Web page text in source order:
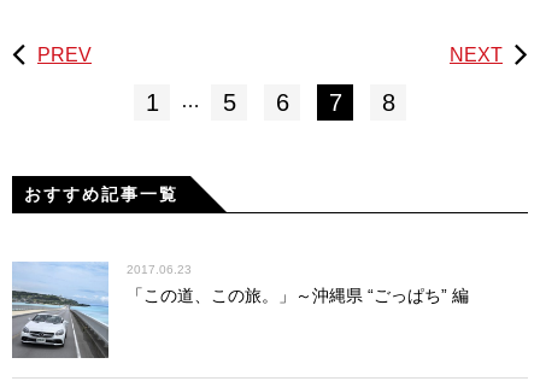
PREV
1 … 5 6 7 8
NEXT
おすすめ記事一覧
2017.06.23
「この道、この旅。」～沖縄県 “ごっぱち” 編